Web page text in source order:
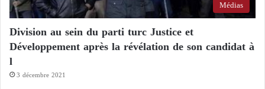
Médias
Division au sein du parti turc Justice et
Développement après la révélation de son candidat à
l
3 décembre 2021